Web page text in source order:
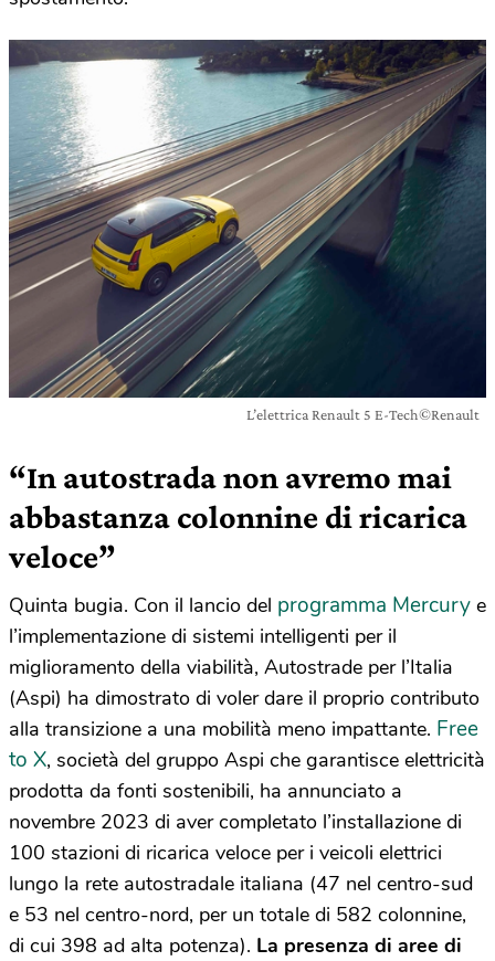
L’elettrica Renault 5 E-Tech©Renault
“In autostrada non avremo mai
abbastanza colonnine di ricarica
veloce”
Quinta bugia. Con il lancio del programma Mercury e
l’implementazione di sistemi intelligenti per il
miglioramento della viabilità, Autostrade per l’Italia
(Aspi) ha dimostrato di voler dare il proprio contributo
alla transizione a una mobilità meno impattante. Free
to X, società del gruppo Aspi che garantisce elettricità
prodotta da fonti sostenibili, ha annunciato a
novembre 2023 di aver completato l’installazione di
100 stazioni di ricarica veloce per i veicoli elettrici
lungo la rete autostradale italiana (47 nel centro-sud
e 53 nel centro-nord, per un totale di 582 colonnine,
di cui 398 ad alta potenza). La presenza di aree di